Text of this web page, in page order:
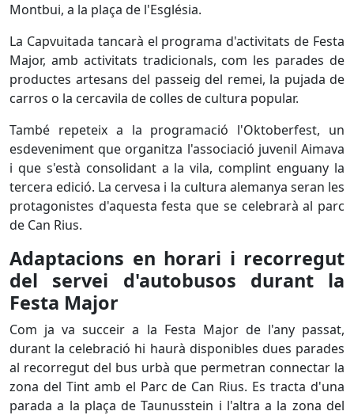
Montbui, a la plaça de l'Església.
La Capvuitada tancarà el programa d'activitats de Festa
Major, amb activitats tradicionals, com les parades de
productes artesans del passeig del remei, la pujada de
carros o la cercavila de colles de cultura popular.
També repeteix a la programació l'Oktoberfest, un
esdeveniment que organitza l'associació juvenil Aimava
i que s'està consolidant a la vila, complint enguany la
tercera edició. La cervesa i la cultura alemanya seran les
protagonistes d'aquesta festa que se celebrarà al parc
de Can Rius.
Adaptacions en horari i recorregut
del servei d'autobusos durant la
Festa Major
Com ja va succeir a la Festa Major de l'any passat,
durant la celebració hi haurà disponibles dues parades
al recorregut del bus urbà que permetran connectar la
zona del Tint amb el Parc de Can Rius. Es tracta d'una
parada a la plaça de Taunusstein i l'altra a la zona del